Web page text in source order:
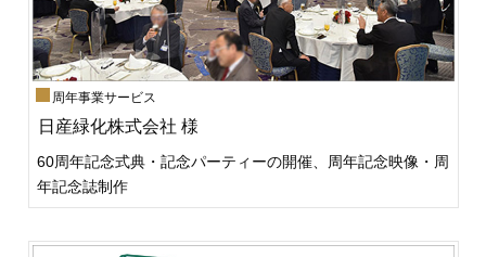
周年事業サービス
日産緑化株式会社 様
60周年記念式典・記念パーティーの開催、周年記念映像・周
年記念誌制作